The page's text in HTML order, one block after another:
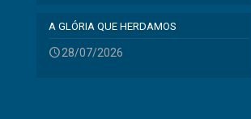
A GLÓRIA QUE HERDAMOS
28/07/2026